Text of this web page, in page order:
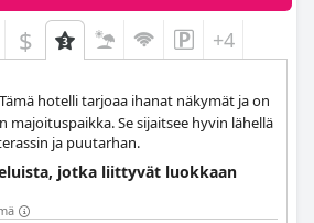
$ +4
Tämä hotelli tarjoaa ihanat näkymät ja on
majoituspaikka. Se sijaitsee hyvin lähellä
ja puutarhan.
jotka liittyvät luokkaan